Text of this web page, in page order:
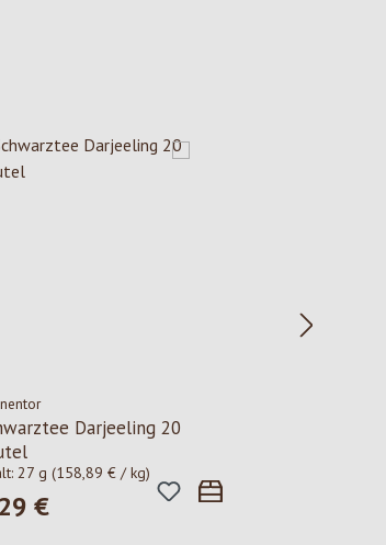
Darjeeling 20
27 g (158,89 € / kg)
Preis:
€